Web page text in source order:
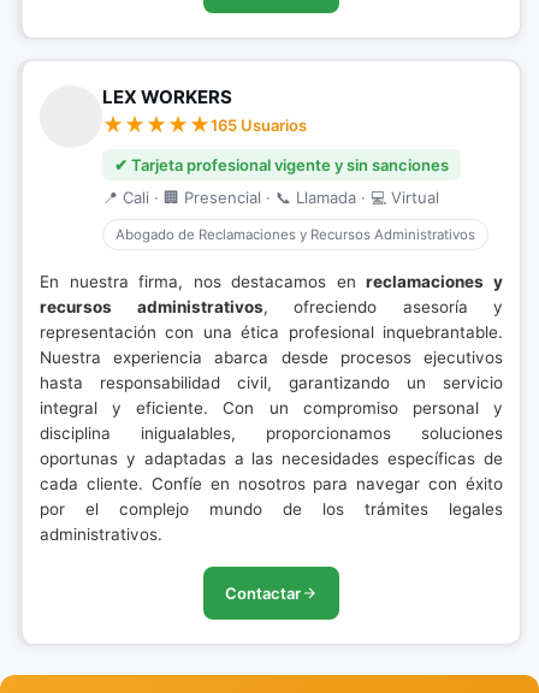
LEX WORKERS
165 Usuarios
✔ Tarjeta profesional vigente y sin sanciones
📍 Cali · 🏢 Presencial · 📞 Llamada · 💻 Virtual
Abogado de Reclamaciones y Recursos Administrativos
En nuestra firma, nos destacamos enreclamaciones y
recursos administrativos, ofreciendo asesoría y
representación con una ética profesional inquebrantable.
Nuestra experiencia abarca desde procesos ejecutivos
hasta responsabilidad civil, garantizando un servicio
integral y eficiente. Con un compromiso personal y
disciplina inigualables, proporcionamos soluciones
oportunas y adaptadas a las necesidades específicas de
cada cliente. Confíe en nosotros para navegar con éxito
por el complejo mundo de los trámites legales
administrativos.
Contactar